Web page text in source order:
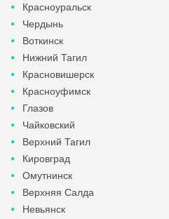
Красноуральск
Чердынь
Воткинск
Нижний Тагил
Красновишерск
Красноуфимск
Глазов
Чайковский
Верхний Тагил
Кировград
Омутнинск
Верхняя Салда
Невьянск